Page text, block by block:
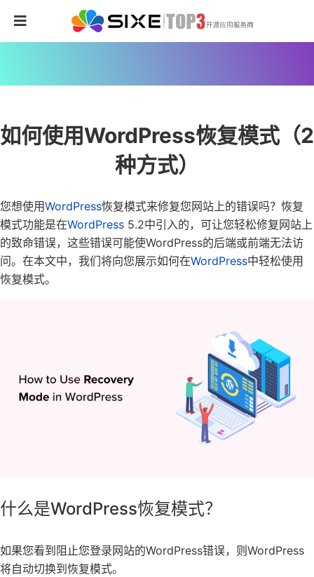
如何使用WordPress恢复模式（2
种方式）
您想使用WordPress恢复模式来修复您网站上的错误吗？ 恢复
模式功能是在WordPress 5.2中引入的，可让您轻松修复网站上
的致命错误，这些错误可能使WordPress的后端或前端无法访
问。 在本文中，我们将向您展示如何在WordPress中轻松使用
恢复模式。
什么是WordPress恢复模式？
如果您看到阻止您登录网站的WordPress错误，则 WordPress
将自动切换到恢复模式。